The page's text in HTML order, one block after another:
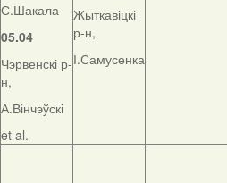
С.Шакала
05.04
Чэрвенскі р-
н,
А.Вінчэўскі
et al.
Жыткавіцкі
р-н,
І.Самусенка